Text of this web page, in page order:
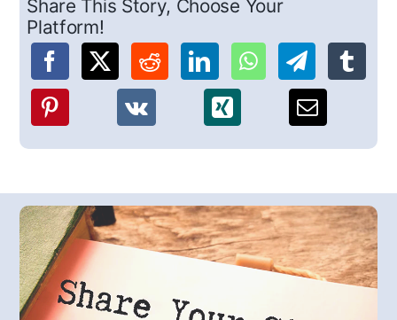
Share This Story, Choose Your
Platform!